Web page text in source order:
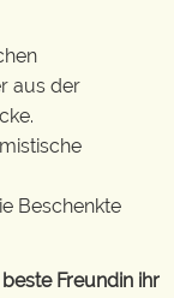
aus der
Beschenkte
Freundin ihr